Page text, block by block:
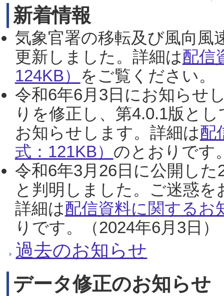
新着情報
気象官署の移転及び風向風
更新しました。詳細は配信
124KB） をご覧ください。
令和6年6月3日にお知らせ
りを修正し、第4.0.1版と
お知らせします。詳細は配
式：121KB） のとおりです
令和6年3月26日に公開し
と判明しました。ご迷惑
詳細は配信資料に関するお
りです。（2024年6月3日）
過去のお知らせ
データ修正のお知らせ